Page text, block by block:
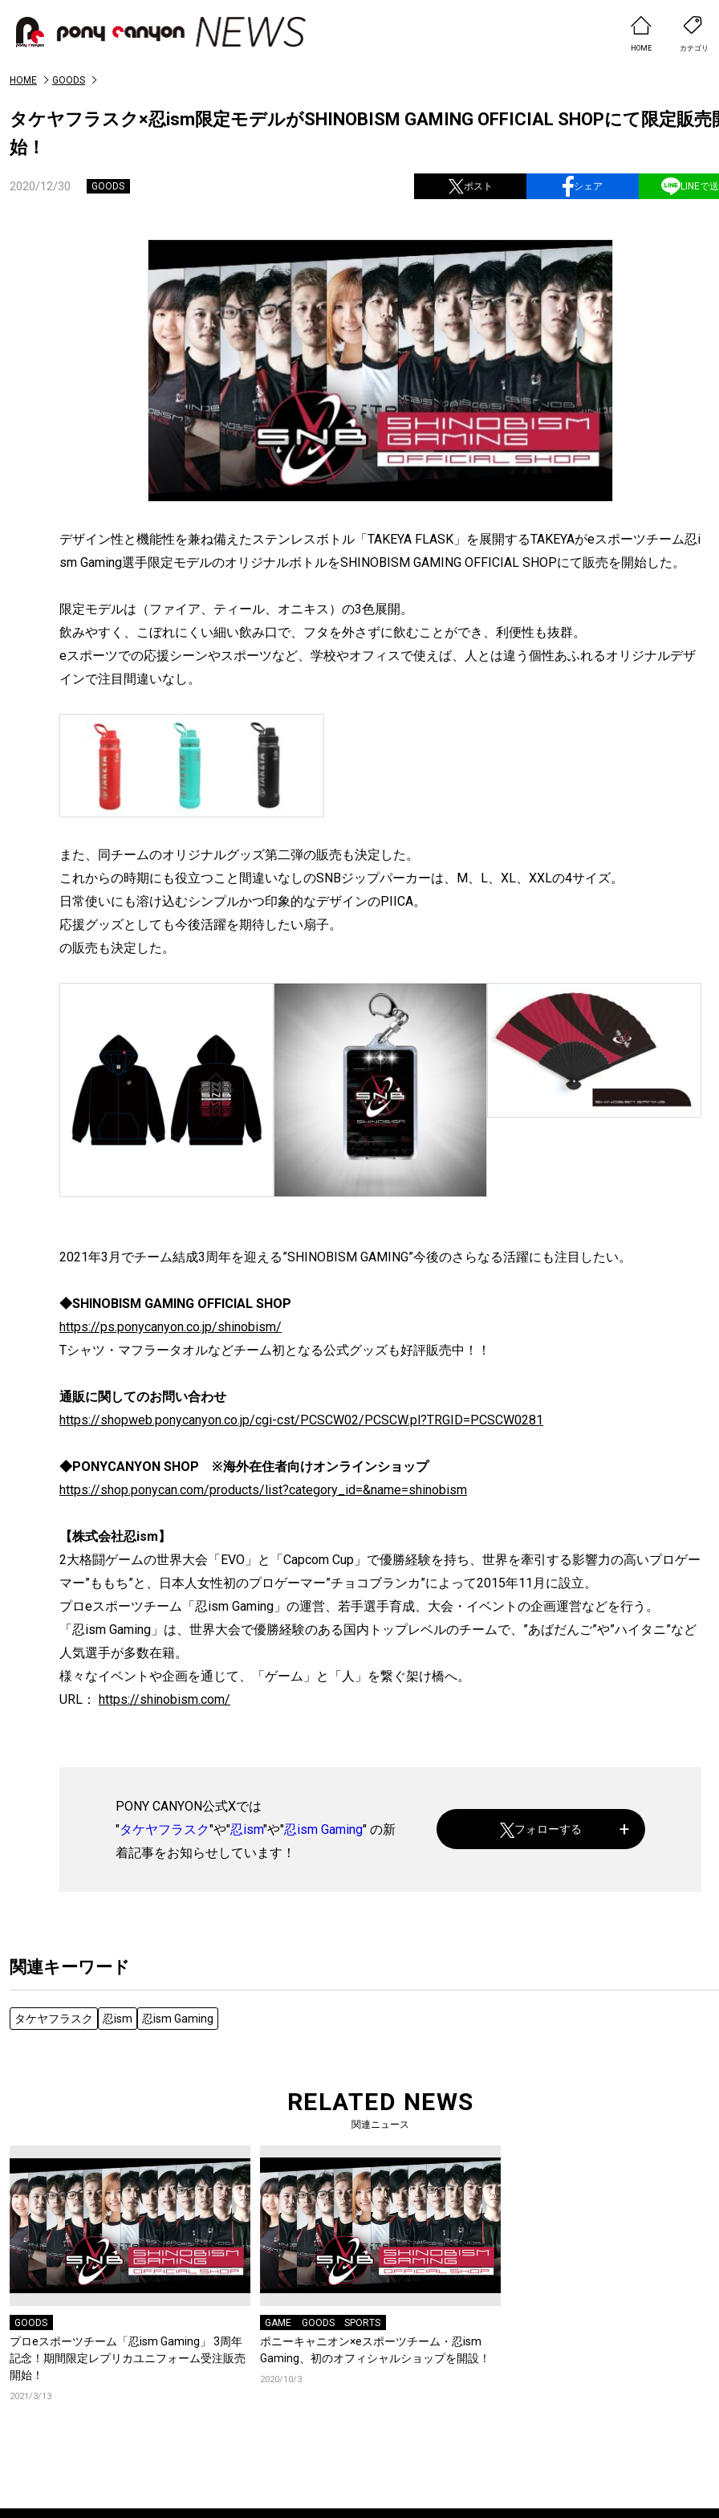
HOME カテゴリ
HOME GOODS
タケヤフラスク×忍ism限定モデルがSHINOBISM GAMING OFFICIAL SHOPにて限定販売
始！
2020/12/30 GOODS ポスト シェア LINEで
デザイン性と機能性を兼ね備えたステンレスボトル「TAKEYA FLASK」を展開するTAKEYAがeスポーツチーム忍i
sm Gaming選手限定モデルのオリジナルボトルをSHINOBISM GAMING OFFICIAL SHOPにて販売を開始した。
限定モデルは（ファイア、ティール、オニキス）の3色展開。
飲みやすく、こぼれにくい細い飲み口で、フタを外さずに飲むことができ、利便性も抜群。
eスポーツでの応援シーンやスポーツなど、学校やオフィスで使えば、人とは違う個性あふれるオリジナルデザ
インで注目間違いなし。
また、同チームのオリジナルグッズ第二弾の販売も決定した。
これからの時期にも役立つこと間違いなしのSNBジップパーカーは、M、L、XL、XXLの4サイズ。
日常使いにも溶け込むシンプルかつ印象的なデザインのPIICA。
応援グッズとしても今後活躍を期待したい扇子。
の販売も決定した。
2021年3月でチーム結成3周年を迎える”SHINOBISM GAMING”今後のさらなる活躍にも注目したい。
◆SHINOBISM GAMING OFFICIAL SHOP
https://ps.ponycanyon.co.jp/shinobism/
Tシャツ・マフラータオルなどチーム初となる公式グッズも好評販売中！！
通販に関してのお問い合わせ
https://shopweb.ponycanyon.co.jp/cgi-cst/PCSCW02/PCSCW.pl?TRGID=PCSCW0281
◆PONYCANYON SHOP ※海外在住者向けオンラインショップ
https://shop.ponycan.com/products/list?category_id=&name=shinobism
【株式会社忍ism】
2大格闘ゲームの世界大会「EVO」と「Capcom Cup」で優勝経験を持ち、世界を牽引する影響力の高いプロゲー
マー”ももち”と、日本人女性初のプロゲーマー”チョコブランカ”によって2015年11月に設立。
プロeスポーツチーム「忍ism Gaming」の運営、若手選手育成、大会・イベントの企画運営などを行う。
「忍ism Gaming」は、世界大会で優勝経験のある国内トップレベルのチームで、”あばだんご”や”ハイタニ”など
人気選手が多数在籍。
様々なイベントや企画を通じて、「ゲーム」と「人」を繋ぐ架け橋へ。
URL： https://shinobism.com/
PONY CANYON公式Xでは
"タケヤフラスク"や"忍ism"や"忍ism Gaming" の新
着記事をお知らせしています！
フォローする
関連キーワード
タケヤフラスク 忍ism 忍ism Gaming
RELATED NEWS
関連ニュース
GOODS
プロeスポーツチーム「忍ism Gaming」 3周年
記念！期間限定レプリカユニフォーム受注販売
開始！
2021/3/13
GAME GOODS SPORTS
ポニーキャニオン×eスポーツチーム・忍ism
Gaming、初のオフィシャルショップを開設！
2020/10/3